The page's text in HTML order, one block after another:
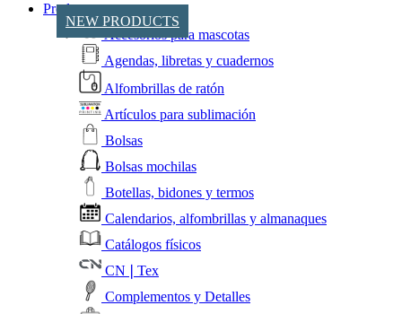
NEW PRODUCTS
Productos
Accesorios para mascotas
Agendas, libretas y cuadernos
Alfombrillas de ratón
Artículos para sublimación
Bolsas
Bolsas mochilas
Botellas, bidones y termos
Calendarios, alfombrillas y almanaques
Catálogos físicos
CN❘Tex
Complementos y Detalles